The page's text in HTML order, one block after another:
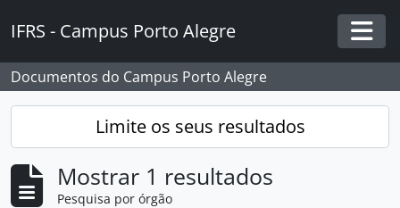
IFRS - Campus Porto Alegre
Documentos do Campus Porto Alegre
Limite os seus resultados
Mostrar 1 resultados
Pesquisa por órgão